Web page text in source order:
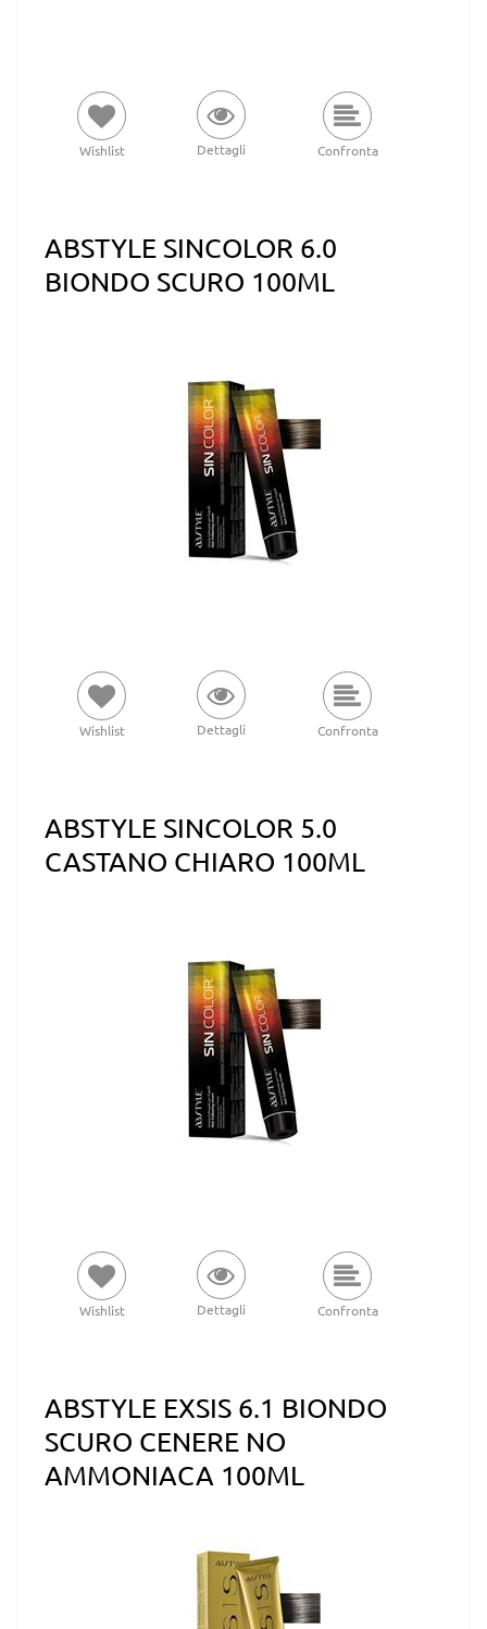
Wishlist Dettagli Confronta
ABSTYLE SINCOLOR 6.0
BIONDO SCURO 100ML
Wishlist Dettagli Confronta
ABSTYLE SINCOLOR 5.0
CASTANO CHIARO 100ML
Wishlist Dettagli Confronta
ABSTYLE EXSIS 6.1 BIONDO
SCURO CENERE NO
AMMONIACA 100ML